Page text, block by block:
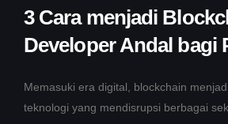
3 Cara menjadi
Developer Andal bagi
Memasuki era digital, blockchain
teknologi yang mendisrupsi berbagai